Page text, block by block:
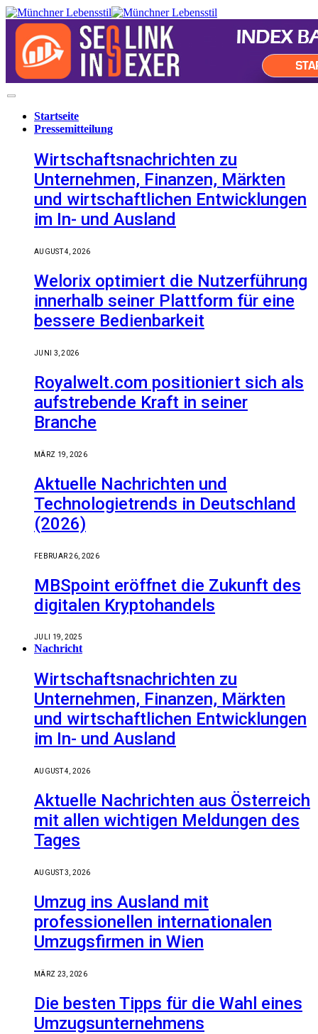
Startseite
Pressemitteilung
Wirtschaftsnachrichten zu
Unternehmen, Finanzen, Märkten
und wirtschaftlichen Entwicklungen
im In- und Ausland
AUGUST 4, 2026
Welorix optimiert die Nutzerführung
innerhalb seiner Plattform für eine
bessere Bedienbarkeit
JUNI 3, 2026
Royalwelt.com positioniert sich als
aufstrebende Kraft in seiner
Branche
MÄRZ 19, 2026
Aktuelle Nachrichten und
Technologietrends in Deutschland
(2026)
FEBRUAR 26, 2026
MBSpoint eröffnet die Zukunft des
digitalen Kryptohandels
JULI 19, 2025
Nachricht
Wirtschaftsnachrichten zu
Unternehmen, Finanzen, Märkten
und wirtschaftlichen Entwicklungen
im In- und Ausland
AUGUST 4, 2026
Aktuelle Nachrichten aus Österreich
mit allen wichtigen Meldungen des
Tages
AUGUST 3, 2026
Umzug ins Ausland mit
professionellen internationalen
Umzugsfirmen in Wien
MÄRZ 23, 2026
Die besten Tipps für die Wahl eines
Umzugsunternehmens